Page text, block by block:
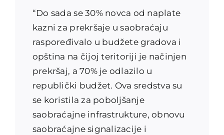
“Do sada se 30% novca od naplate
kazni za prekršaje u saobraćaju
raspoređivalo u budžete gradova i
opština na čijoj teritoriji je načinjen
prekršaj, a 70% je odlazilo u
republički budžet. Ova sredstva su
se koristila za poboljšanje
saobraćajne infrastrukture, obnovu
saobraćajne signalizacije i